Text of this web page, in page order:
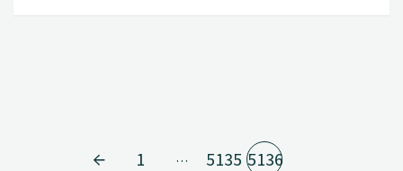
1 … 5135 5136